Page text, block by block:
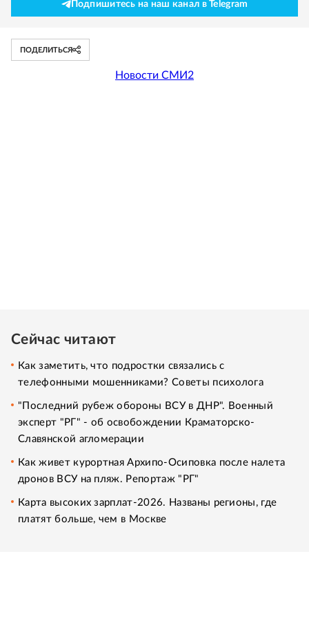
Подпишитесь на наш канал в Telegram
ПОДЕЛИТЬСЯ
Новости СМИ2
Сейчас читают
Как заметить, что подростки связались с
телефонными мошенниками? Советы психолога
"Последний рубеж обороны ВСУ в ДНР". Военный
эксперт "РГ" - об освобождении Краматорско-
Славянской агломерации
Как живет курортная Архипо-Осиповка после налета
дронов ВСУ на пляж. Репортаж "РГ"
Карта высоких зарплат-2026. Названы регионы, где
платят больше, чем в Москве